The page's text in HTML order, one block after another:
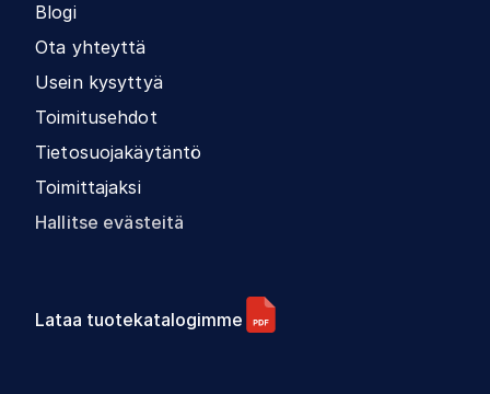
Blogi
Ota yhteyttä
Usein kysyttyä
Toimitusehdot
Tietosuojakäytäntö
Toimittajaksi
Hallitse evästeitä
Lataa tuotekatalogimme